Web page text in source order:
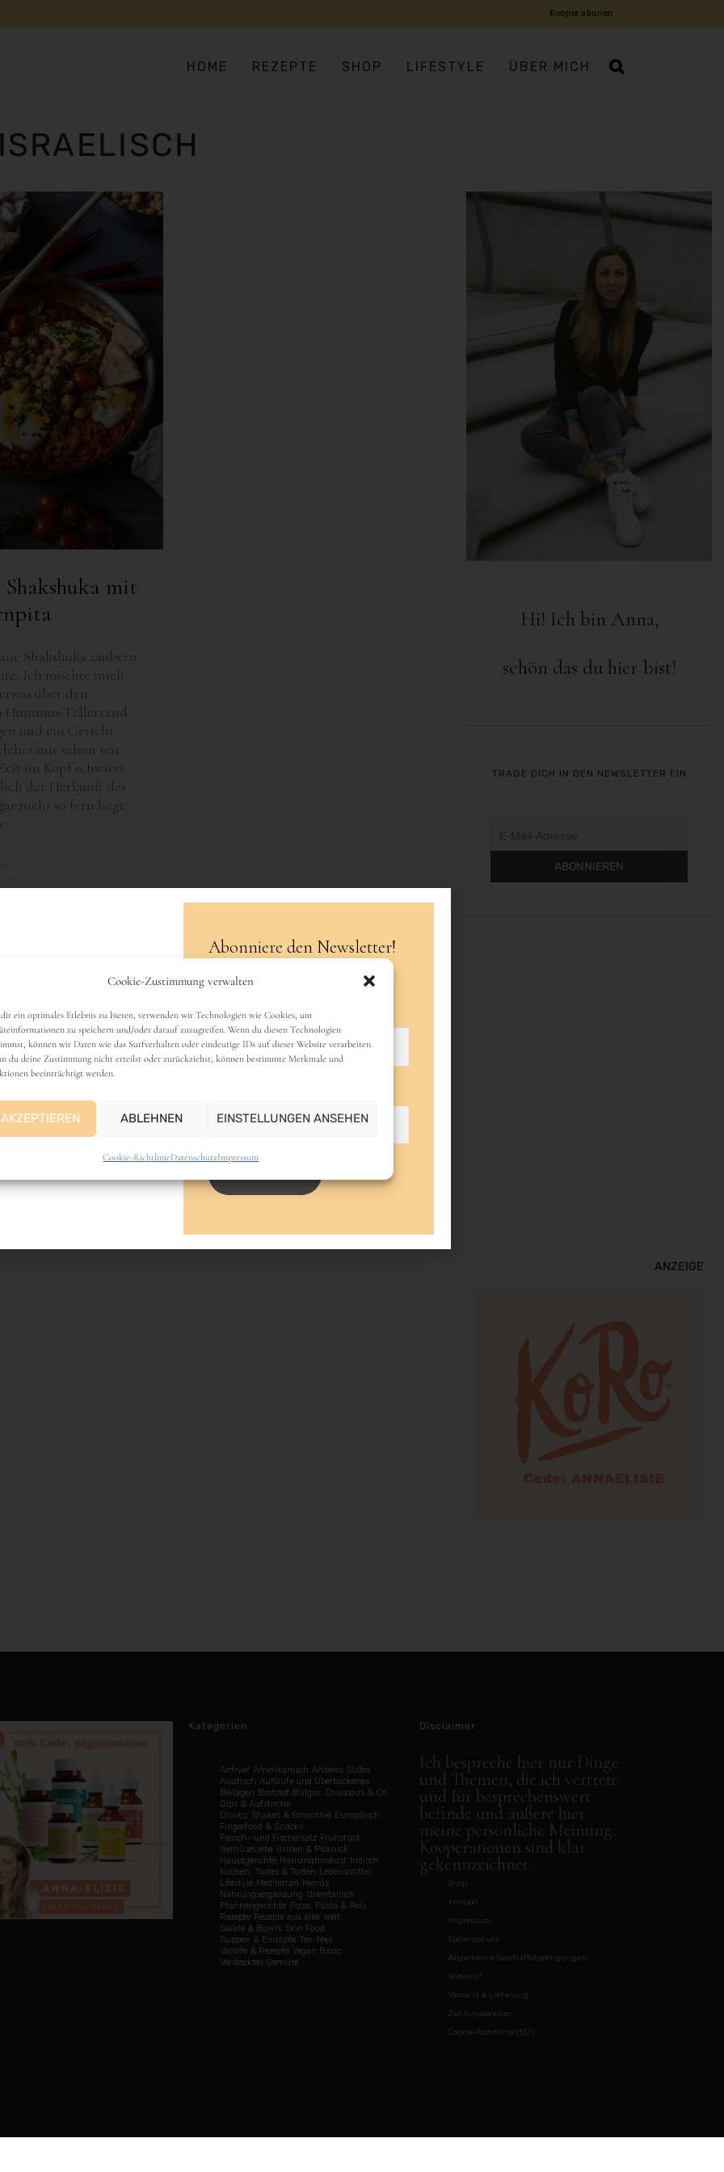
Cookie-Zustimmung verwalten
ein optimales Erlebnis zu bieten, verwenden wir Technologien wie Cookies, um
zu speichern und/oder darauf zuzugreifen. Wenn du diesen Technologien
können wir Daten wie das Surfverhalten oder eindeutige IDs auf dieser Website verarbeiten.
du deine Zustimmung nicht erteilst oder zurückziehst, können bestimmte Merkmale und
beeinträchtigt werden.
AKZEPTIEREN ABLEHNEN EINSTELLUNGEN ANSEHEN
Cookie-RichtlinieDatenschutzImpressum
Kooperationen
HOME REZEPTE
SALATE & BOWLS
BULGUR, COUSCOUS & CO
GEMÜSELIEBE
VERSTECKTES GEMÜSE
PIZZA, PASTA & REIS
SHOP LIFESTYLE ÜBER MICH
ISRAELISCH
Shakshuka mit
Shakshuka zaubern
Ich möchte mich
über den
Hummus-Tellerrand
und ein Gericht
mir schon seit
im Kopf schwirrt
der Herkunft des
nicht so fern liegt:
Hi! Ich bin Anna,
schön das du hier bist!
TRAGE DICH IN DEN NEWSLETTER EIN
ANZEIGE
Kategorien
Airfryer Amerikanisch Anderes Süßes
Asiatisch Aufläufe und Überbackenes
Beilagen Brotzeit Bulgur, Couscous & Co
Dips & Aufstriche
Drinks, Shakes & Smoothie Europäisch
Fingerfood & Snacks
Fleisch- und Fischersatz Frühstück
GemüseLiebe Grillen & Picknick
Hauptgerichte Hausmannskost
Indisch
Kuchen, Tartes & Torten Lebensmittel
Lifestyle Mediterran Menüs
Nahrungsergänzung Orientalisch
Pfannengerichte Pizza, Pasta & Reis
Rezepte Rezepte aus aller Welt
Salate & Bowls Skin Food
Suppen & Eintöpfe Tex-Mex
Vanlife & Rezepte Vegan Basic
Verstecktes Gemüse
Disclaimer
Ich bespreche hier nur Dinge
und Themen, die ich vertrete
und für besprechenswert
befinde und äußere hier
meine persönliche Meinung.
Kooperationen sind klar
gekennzeichnet.
Shop
Kontakt
Impressum
Datenschutz
Allgemeine Geschäftsbedingungen
Widerruf
Versand & Lieferung
Zahlungsweisen
Cookie-Richtlinie (EU)
Abonniere den Newsletter!
Name